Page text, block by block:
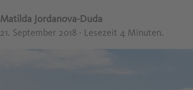
Matilda Jordanova-Duda
21. September 2018 · Lesezeit 4 Minuten.